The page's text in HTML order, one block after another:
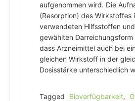
aufgenommen wird. Die
(Resorption) des Wirkstoffes
verwendeten Hilfsstoffen
gewählten
dass Arzneimittel auch bei
gleichen Wirkstoff in der
Dosisstärke unterschiedlich
Tagged Bioverfügbarkeit,